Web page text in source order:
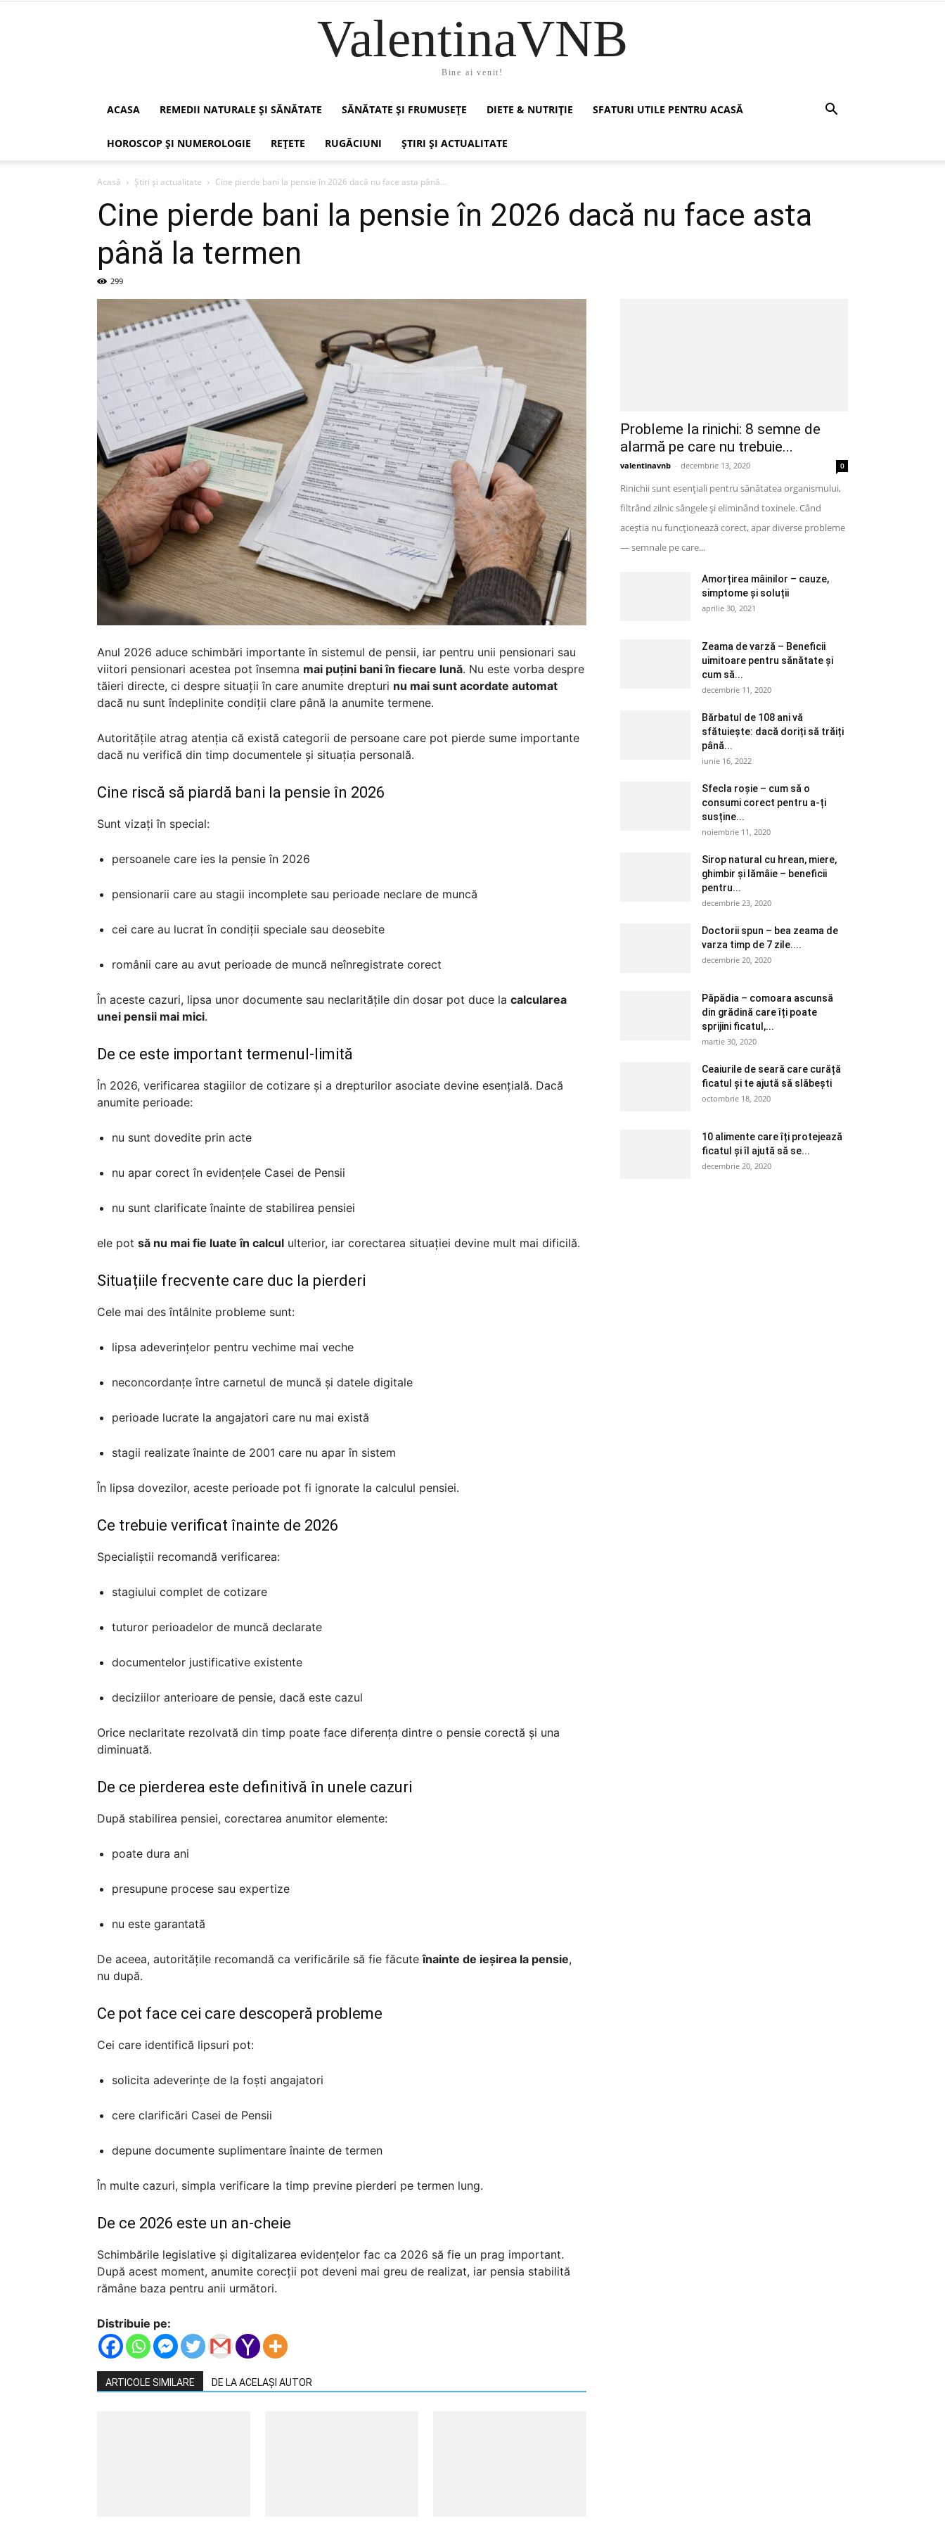
ValentinaVNB
Bine ai venit!
ACASA REMEDII NATURALE ȘI SĂNĂTATE SĂNĂTATE ȘI FRUMUSEȚE DIETE & NUTRIȚIE SFATURI UTILE PENTRU ACASĂ
HOROSCOP ȘI NUMEROLOGIE REȚETE RUGĂCIUNI ȘTIRI ȘI ACTUALITATE
Acasă Știri și actualitate Cine pierde bani la pensie în 2026 dacă nu face asta până...
Cine pierde bani la pensie în 2026 dacă nu face asta
până la termen
299
Anul 2026 aduce schimbări importante în sistemul de pensii, iar pentru unii pensionari sau
viitori pensionari acestea pot însemna mai puțini bani în fiecare lună. Nu este vorba despre
tăieri directe, ci despre situații în care anumite drepturi nu mai sunt acordate automat
dacă nu sunt îndeplinite condiții clare până la anumite termene.
Autoritățile atrag atenția că există categorii de persoane care pot pierde sume importante
dacă nu verifică din timp documentele și situația personală.
Cine riscă să piardă bani la pensie în 2026
Sunt vizați în special:
persoanele care ies la pensie în 2026
pensionarii care au stagii incomplete sau perioade neclare de muncă
cei care au lucrat în condiții speciale sau deosebite
românii care au avut perioade de muncă neînregistrate corect
În aceste cazuri, lipsa unor documente sau neclaritățile din dosar pot duce la calcularea
unei pensii mai mici.
De ce este important termenul-limită
În 2026, verificarea stagiilor de cotizare și a drepturilor asociate devine esențială. Dacă
anumite perioade:
nu sunt dovedite prin acte
nu apar corect în evidențele Casei de Pensii
nu sunt clarificate înainte de stabilirea pensiei
ele pot să nu mai fie luate în calcul ulterior, iar corectarea situației devine mult mai dificilă.
Situațiile frecvente care duc la pierderi
Cele mai des întâlnite probleme sunt:
lipsa adeverințelor pentru vechime mai veche
neconcordanțe între carnetul de muncă și datele digitale
perioade lucrate la angajatori care nu mai există
stagii realizate înainte de 2001 care nu apar în sistem
În lipsa dovezilor, aceste perioade pot fi ignorate la calculul pensiei.
Ce trebuie verificat înainte de 2026
Specialiștii recomandă verificarea:
stagiului complet de cotizare
tuturor perioadelor de muncă declarate
documentelor justificative existente
deciziilor anterioare de pensie, dacă este cazul
Orice neclaritate rezolvată din timp poate face diferența dintre o pensie corectă și una
diminuată.
De ce pierderea este definitivă în unele cazuri
După stabilirea pensiei, corectarea anumitor elemente:
poate dura ani
presupune procese sau expertize
nu este garantată
De aceea, autoritățile recomandă ca verificările să fie făcuteînainte de ieșirea la pensie,
nu după.
Ce pot face cei care descoperă probleme
Cei care identifică lipsuri pot:
solicita adeverințe de la foști angajatori
cere clarificări Casei de Pensii
depune documente suplimentare înainte de termen
În multe cazuri, simpla verificare la timp previne pierderi pe termen lung.
De ce 2026 este un an-cheie
Schimbările legislative și digitalizarea evidențelor fac ca 2026 să fie un prag important.
După acest moment, anumite corecții pot deveni mai greu de realizat, iar pensia stabilită
rămâne baza pentru anii următori.
Distribuie pe:
ARTICOLE SIMILARE DE LA ACELAȘI AUTOR
Probleme la rinichi: 8 semne de
alarmă pe care nu trebuie...
valentinavnb - decembrie 13, 2020 0
Rinichii sunt esențiali pentru sănătatea organismului,
filtrând zilnic sângele și eliminând toxinele. Când
aceștia nu funcționează corect, apar diverse probleme
— semnale pe care...
Amorțirea mâinilor – cauze,
simptome și soluții
aprilie 30, 2021
Zeama de varză – Beneficii
uimitoare pentru sănătate și
cum să...
decembrie 11, 2020
Bărbatul de 108 ani vă
sfătuiește: dacă doriți să trăiți
până...
iunie 16, 2022
Sfecla roșie – cum să o
consumi corect pentru a-ți
susține...
noiembrie 11, 2020
Sirop natural cu hrean, miere,
ghimbir și lămâie – beneficii
pentru...
decembrie 23, 2020
Doctorii spun – bea zeama de
varza timp de 7 zile....
decembrie 20, 2020
Păpădia – comoara ascunsă
din grădină care îți poate
sprijini ficatul,...
martie 30, 2020
Ceaiurile de seară care curăță
ficatul și te ajută să slăbești
octombrie 18, 2020
10 alimente care îți protejează
ficatul și îl ajută să se...
decembrie 20, 2020